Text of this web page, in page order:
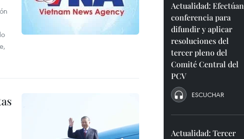
Actualidad: Efectúan
conferencia para
difundir y aplicar
resoluciones del
tercer pleno del
Comité Central del
PCV
ESCUCHAR
Actualidad: Tercer